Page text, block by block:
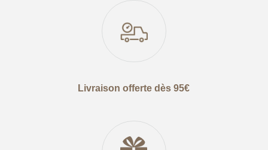
Livraison offerte dès 95€